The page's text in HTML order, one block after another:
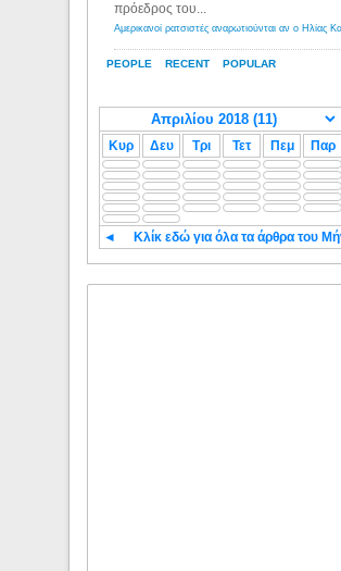
PEOPLE RECENT POPULAR
πρόεδρος του...
Κυρ Δευ Τρι Τετ Πεμ Παρ
◄ Κλίκ εδώ για όλα τα άρθρα του